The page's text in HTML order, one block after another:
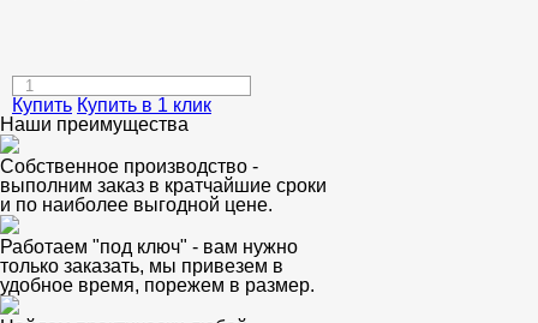
Купить Купить в 1 клик
Наши преимущества
Собственное производство -
выполним заказ в кратчайшие сроки
и по наиболее выгодной цене.
Работаем "под ключ" - вам нужно
только заказать, мы привезем в
удобное время, порежем в размер.